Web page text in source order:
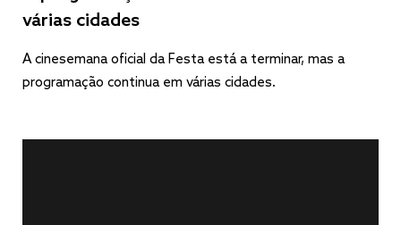
várias cidades
A cinesemana oficial da Festa está a terminar, mas a
programação continua em várias cidades.